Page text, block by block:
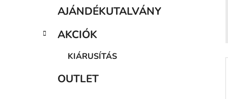
AJÁNDÉKUTALVÁNY
AKCIÓK
KIÁRUSÍTÁS
OUTLET